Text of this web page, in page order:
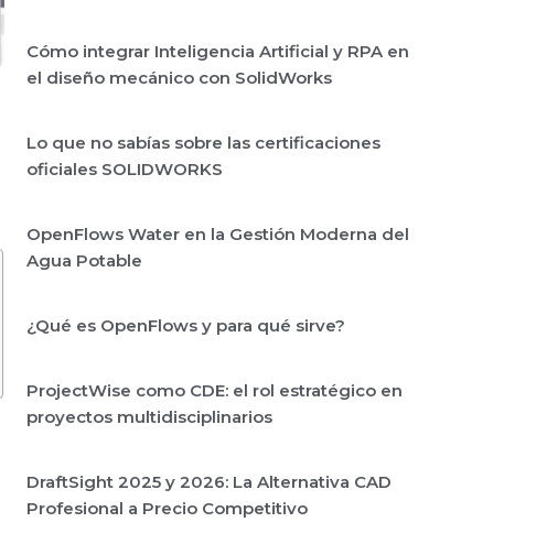
Cómo integrar Inteligencia Artificial y RPA en
el diseño mecánico con SolidWorks
Lo que no sabías sobre las certificaciones
oficiales SOLIDWORKS
OpenFlows Water en la Gestión Moderna del
Agua Potable
¿Qué es OpenFlows y para qué sirve?
ProjectWise como CDE: el rol estratégico en
proyectos multidisciplinarios
DraftSight 2025 y 2026: La Alternativa CAD
Profesional a Precio Competitivo